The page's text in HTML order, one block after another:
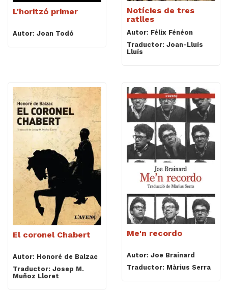
L'horitzó primer
Autor: Joan Todó
Notícies de tres
ratlles
Autor: Félix Fénéon
Traductor: Joan-Lluís
Lluís
El coronel Chabert
Autor: Honoré de Balzac
Traductor: Josep M.
Muñoz Lloret
Me'n recordo
Autor: Joe Brainard
Traductor: Màrius Serra